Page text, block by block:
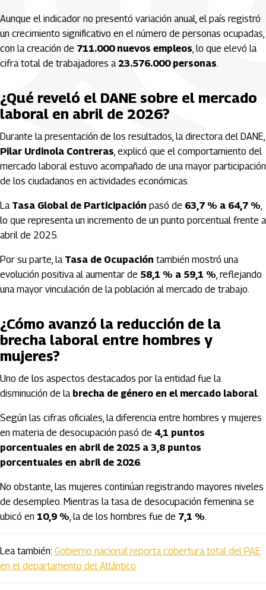
Aunque el indicador no presentó variación anual, el país registró
un crecimiento significativo en el número de personas ocupadas,
con la creación de 711.000 nuevos empleos, lo que elevó la
cifra total de trabajadores a 23.576.000 personas.
¿Qué reveló el DANE sobre el mercado
laboral en abril de 2026?
Durante la presentación de los resultados, la directora del DANE,
Pilar Urdinola Contreras, explicó que el comportamiento del
mercado laboral estuvo acompañado de una mayor participación
de los ciudadanos en actividades económicas.
La Tasa Global de Participación pasó de 63,7 % a 64,7 %,
lo que representa un incremento de un punto porcentual frente a
abril de 2025.
Por su parte, la Tasa de Ocupación también mostró una
evolución positiva al aumentar de 58,1 % a 59,1 %, reflejando
una mayor vinculación de la población al mercado de trabajo.
¿Cómo avanzó la reducción de la
brecha laboral entre hombres y
mujeres?
Uno de los aspectos destacados por la entidad fue la
disminución de la brecha de género en el mercado laboral.
Según las cifras oficiales, la diferencia entre hombres y mujeres
en materia de desocupación pasó de 4,1 puntos
porcentuales en abril de 2025 a 3,8 puntos
porcentuales en abril de 2026.
No obstante, las mujeres continúan registrando mayores niveles
de desempleo. Mientras la tasa de desocupación femenina se
ubicó en 10,9 %, la de los hombres fue de 7,1 %.
Lea también: Gobierno nacional reporta cobertura total del PAE
en el departamento del Atlántico